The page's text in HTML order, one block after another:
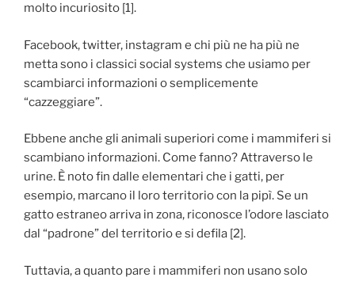
molto incuriosito [1].
Facebook, twitter, instagram e chi più ne ha più ne
metta sono i classici social systems che usiamo per
scambiarci informazioni o semplicemente
“cazzeggiare”.
Ebbene anche gli animali superiori come i mammiferi si
scambiano informazioni. Come fanno? Attraverso le
urine. È noto fin dalle elementari che i gatti, per
esempio, marcano il loro territorio con la pipì. Se un
gatto estraneo arriva in zona, riconosce l’odore lasciato
dal “padrone” del territorio e si defila [2].
Tuttavia, a quanto pare i mammiferi non usano solo